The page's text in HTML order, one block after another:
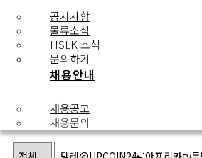
공지사항
물류소식
HSLK 소식
문의하기
채용안내
채용공고
채용문의
채용문의
제목 상태